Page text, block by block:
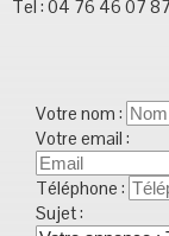
Tel : 04 76 46 07 87
Votre nom :
Votre email :
Téléphone :
Sujet :